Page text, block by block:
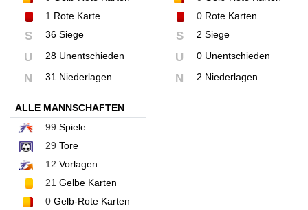
1 Rote Karte
S 36 Siege
U 28 Unentschieden
N 31 Niederlagen
0Rote Karten
S 2 Siege
U 0 Unentschieden
N 2 Niederlagen
ALLE MANNSCHAFTEN
99 Spiele
29 Tore
12 Vorlagen
21 Gelbe Karten
0 Gelb-Rote Karten